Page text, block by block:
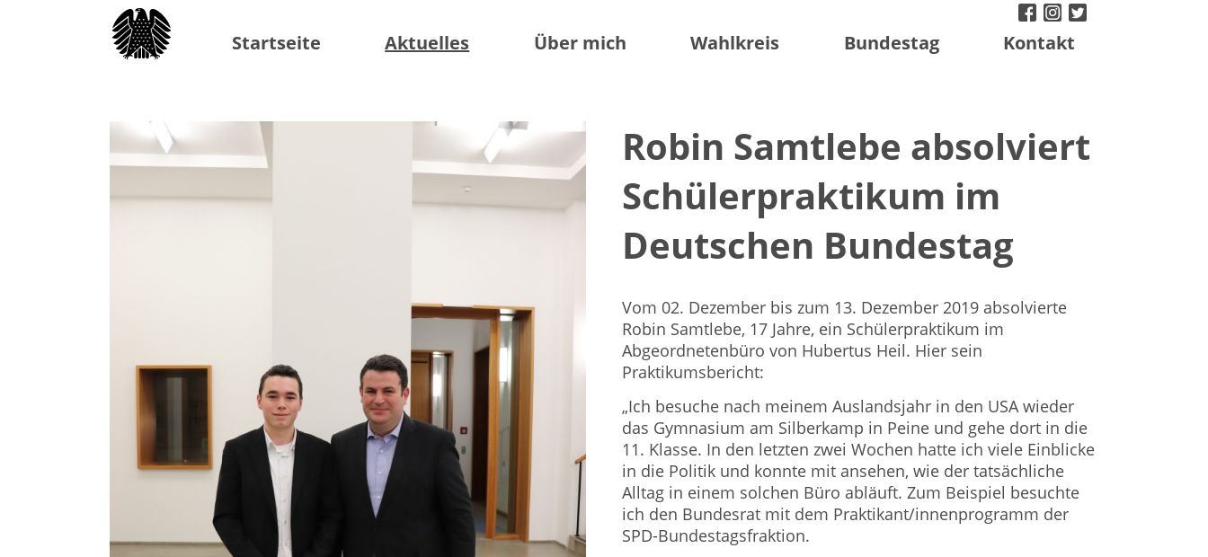
facebook
instagram
twitter
Startseite Aktuelles Über mich Wahlkreis Bundestag Kontakt
Robin Samtlebe absolviert
Schülerpraktikum im
Deutschen Bundestag
Vom 02. Dezember bis zum 13. Dezember 2019 absolvierte
Robin Samtlebe, 17 Jahre, ein Schülerpraktikum im
Abgeordnetenbüro von Hubertus Heil. Hier sein
Praktikumsbericht:
„Ich besuche nach meinem Auslandsjahr in den USA wieder
das Gymnasium am Silberkamp in Peine und gehe dort in die
11. Klasse. In den letzten zwei Wochen hatte ich viele Einblicke
in die Politik und konnte mit ansehen, wie der tatsächliche
Alltag in einem solchen Büro abläuft. Zum Beispiel besuchte
ich den Bundesrat mit dem Praktikant/innenprogramm der
SPD-Bundestagsfraktion.